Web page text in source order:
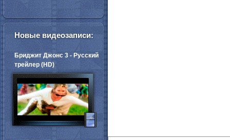
Новые видеозаписи:
Бриджит Джонс 3 - Русский
трейлер (HD)